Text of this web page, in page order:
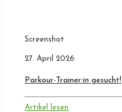
Screenshot
27. April 2026
Parkour-Trainer:in gesucht!
Artikel lesen